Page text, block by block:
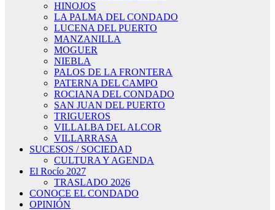
HINOJOS
LA PALMA DEL CONDADO
LUCENA DEL PUERTO
MANZANILLA
MOGUER
NIEBLA
PALOS DE LA FRONTERA
PATERNA DEL CAMPO
ROCIANA DEL CONDADO
SAN JUAN DEL PUERTO
TRIGUEROS
VILLALBA DEL ALCOR
VILLARRASA
SUCESOS / SOCIEDAD
CULTURA Y AGENDA
El Rocío 2027
TRASLADO 2026
CONOCE EL CONDADO
OPINIÓN